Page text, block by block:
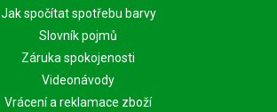
Jak spočítat spotřebu barvy
Slovník pojmů
Záruka spokojenosti
Videonávody
Vrácení a reklamace zboží